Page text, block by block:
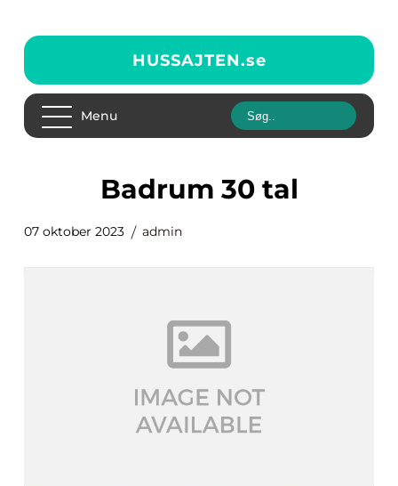
HUSSAJTEN.se
Menu
badrum 30 tal
07 oktober 2023 admin